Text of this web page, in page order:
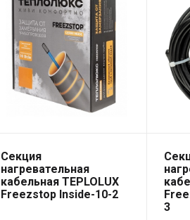
Секция
нагревательная
кабельная TEPLOLUX
Freezstop Inside-10-2
3